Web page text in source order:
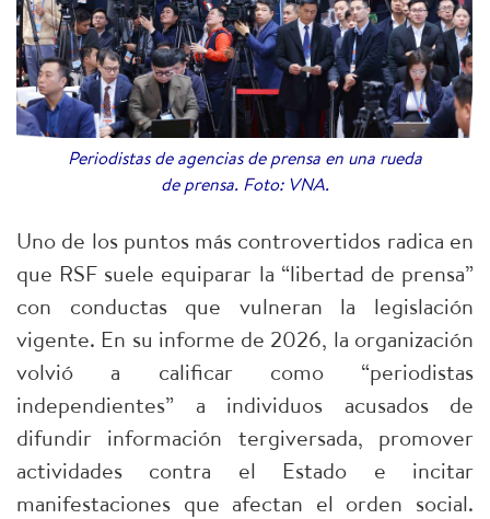
Periodistas de agencias de prensa en una rueda
de prensa. Foto: VNA.
Uno de los puntos más controvertidos radica en
que RSF suele equiparar la “libertad de prensa”
con conductas que vulneran la legislación
vigente. En su informe de 2026, la organización
volvió a calificar como “periodistas
independientes” a individuos acusados de
difundir información tergiversada, promover
actividades contra el Estado e incitar
manifestaciones que afectan el orden social.